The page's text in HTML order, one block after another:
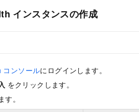
インスタンスの作成
ンソールにログインします。
をクリックします。
。